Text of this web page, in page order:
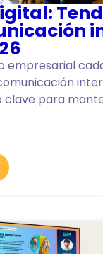
empresarial
clave para